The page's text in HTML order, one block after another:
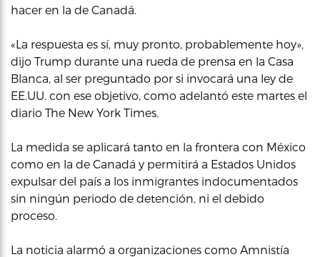
hacer en la de Canadá.
«La respuesta es sí, muy pronto, probablemente hoy»,
dijo Trump durante una rueda de prensa en la Casa
Blanca, al ser preguntado por si invocará una ley de
EE.UU. con ese objetivo, como adelantó este martes el
diario The New York Times.
La medida se aplicará tanto en la frontera con México
como en la de Canadá y permitirá a Estados Unidos
expulsar del país a los inmigrantes indocumentados
sin ningún periodo de detención, ni el debido
proceso.
La noticia alarmó a organizaciones como Amnistía